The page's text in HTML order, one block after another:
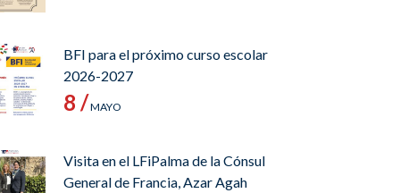
BFI para el próximo curso escolar
2026-2027
8 /MAYO
Visita en el LFiPalma de la Cónsul
General de Francia, Azar Agah